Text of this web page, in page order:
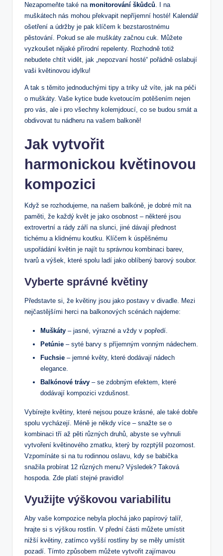
Nezapomeňte také na monitorování škůdců . I na
muškátech nás mohou překvapit nepříjemní hosté! Kalendář
ošetření a údržby je pak klíčem k bezstarostnému
pěstování. Pokud se ale muškáty začnou cuk. Můžete
vyzkoušet nějaké přírodní repelenty. Rozhodně totiž
nebudete chtít vidět, jak „nepozvaní hosté“ pořádně oslabují
vaši květinovou idylku!
A tak s těmito jednoduchými tipy a triky už víte, jak na péči
o muškáty. Vaše kytice bude kvetoucím potěšením nejen
pro vás, ale i pro všechny kolemjdoucí, co se budou smát a
obdivovat tu nádheru na vašem balkoně!
Jak vytvořit
harmonickou květinovou
kompozici
Když se rozhodujeme, na našem balkóně, je dobré mít na
paměti, že každý květ je jako osobnost – některé jsou
extrovertní a rády září na slunci, jiné dávají přednost
tichému a klidnému koutku. Klíčem k úspěšnému
uspořádání květin je najít tu správnou kombinaci barev,
tvarů a výšek, které spolu ladí jako oblíbený barový soubor.
Vyberte správné květiny
Představte si, že květiny jsou jako postavy v divadle. Mezi
nejčastějšími herci na balkonových scénách najdeme:
Muškáty – jasné, výrazné a vždy v popředí.
Petúnie – syté barvy s příjemným vonným nádechem.
Fuchsie – jemné květy, které dodávají nádech
elegance.
Balkónové trávy – se zdobným efektem, které
dodávají kompozici vzdušnost.
Vybírejte květiny, které nejsou pouze krásné, ale také dobře
spolu vycházejí. Méně je někdy více – snažte se o
kombinaci tří až pěti různých druhů, abyste se vyhnuli
vytvoření květinového zmatku, který by rozptýlil pozornost.
Vzpomínáte si na tu rodinnou oslavu, kdy se babička
snažila probírat 12 různých menu? Výsledek? Taková
hospoda. Zde platí stejné pravidlo!
Využijte výškovou variabilitu
Aby vaše kompozice nebyla plochá jako papírový talíř,
hrajte si s výškou rostlin. V přední části můžete umístit
nižší květiny, zatímco vyšší rostliny by se měly umístit
pozadí. Tímto způsobem můžete vytvořit zajímavou